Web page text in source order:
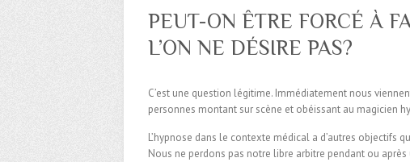
PEUT-ON ÊTRE FORCÉ À
L’ON NE DÉSIRE PAS?
C’est une question légitime. Immédiatement nous
personnes montant sur scène et obéissant au magicien
L’hypnose dans le contexte médical a d’autres objectifs
Nous ne perdons pas notre libre arbitre pendant ou